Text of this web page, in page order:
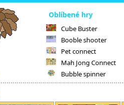
Oblíbené hry
Cube Buster
Booble shooter
Pet connect
Mah Jong Connect
Bubble spinner